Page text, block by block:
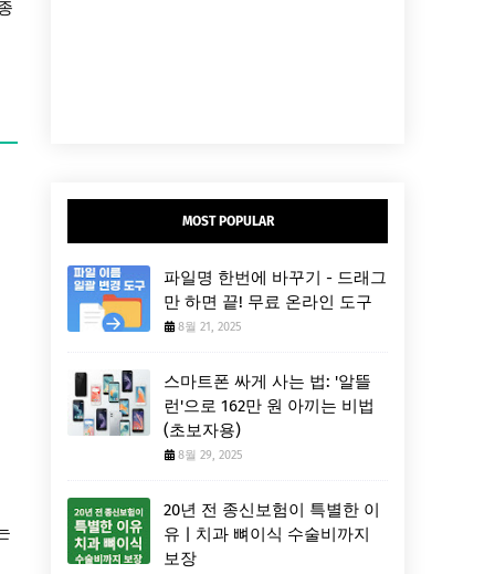
MOST POPULAR
파일명 한번에 바꾸기 - 드래그
만 하면 끝! 무료 온라인 도구
8월 21, 2025
스마트폰 싸게 사는 법: '알뜰
런'으로 162만 원 아끼는 비법
(초보자용)
8월 29, 2025
20년 전 종신보험이 특별한 이
유 | 치과 뼈이식 수술비까지
보장